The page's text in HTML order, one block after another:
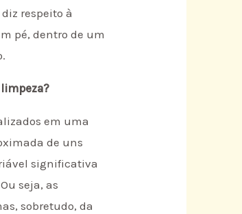
respeito à
pé, dentro de um
em uma
de uns
significativa
seja, as
sobretudo, da